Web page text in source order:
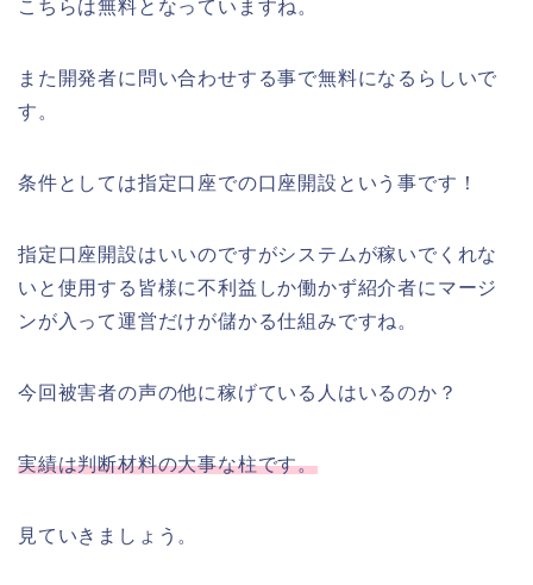
こちらは無料となっていますね。
また開発者に問い合わせする事で無料になるらしいで
す。
条件としては指定口座での口座開設という事です！
指定口座開設はいいのですがシステムが稼いでくれな
いと使用する皆様に不利益しか働かず紹介者にマージ
ンが入って運営だけが儲かる仕組みですね。
今回被害者の声の他に稼げている人はいるのか？
実績は判断材料の大事な柱です。
見ていきましょう。